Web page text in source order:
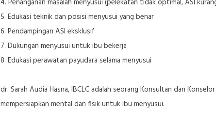
4. Penanganan masalah menyusui (pelekatan tidak optimal, ASI
5. Edukasi teknik dan posisi menyusui yang benar
6. Pendampingan ASI eksklusif
7. Dukungan menyusui untuk ibu bekerja
8. Edukasi perawatan payudara selama menyusui
dr. Sarah Audia Hasna, IBCLC adalah seorang Konsultan dan
mempersiapkan mental dan fisik untuk ibu menyusui.